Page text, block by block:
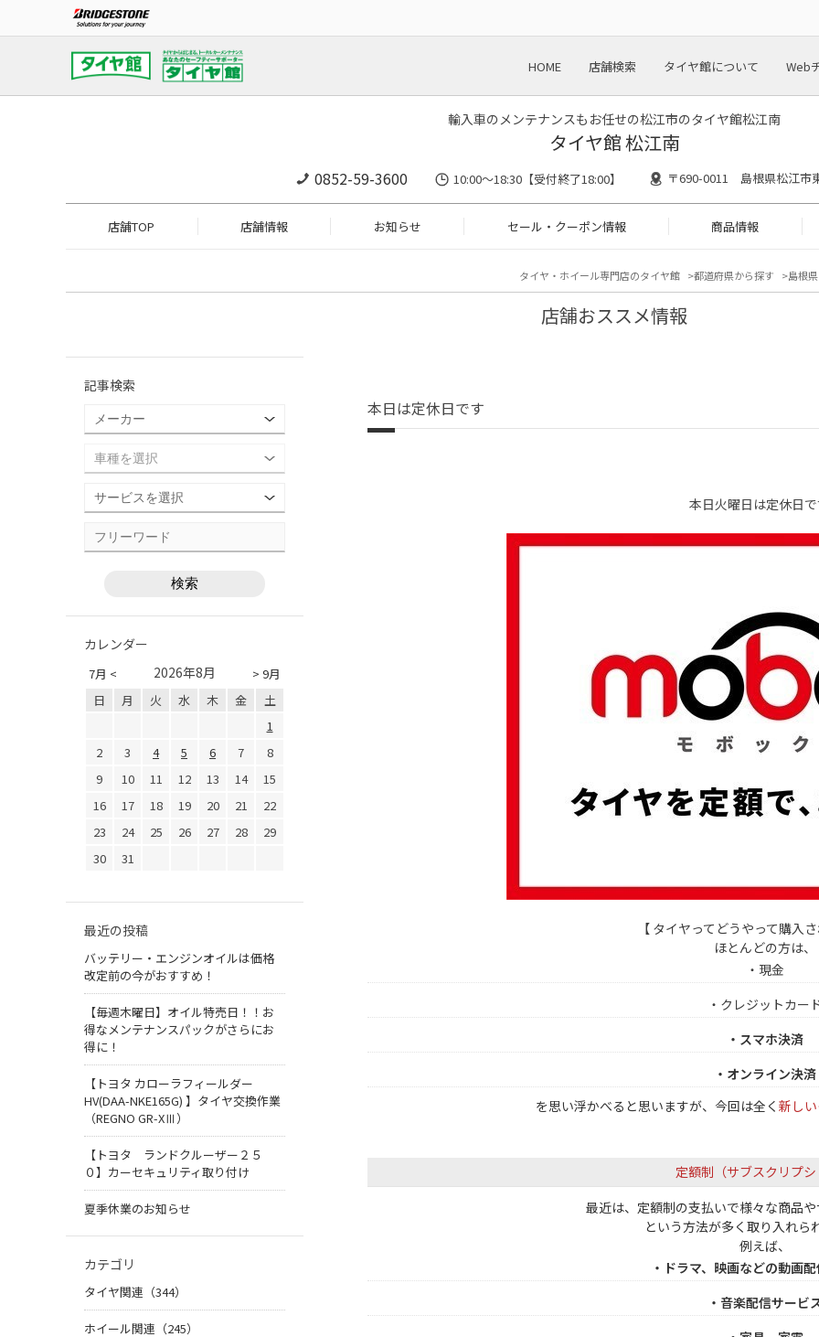
HOME 店舗検索 タイヤ館について Web
輸入車のメンテナンスもお任せの松江市のタイヤ館松江南
タイヤ館 松江南
0852-59-3600 10:00～18:30【受付終了18:00】 〒690-0011 島根県松江市
店舗TOP 店舗情報 お知らせ セール・クーポン情報 商品情報
タイヤ・ホイール専門店のタイヤ館 都道府県から探す 島根
店舗おススメ情報
本日は定休日です
本日火曜日は定休日
【 タイヤってどうやって購入
ほとんどの方は、
・現金
・クレジットカー
・スマホ決済
・オンライン決済
を思い浮かべると思いますが、今回は全く 新し
定額制（サブスクリプ
最近は、定額制の支払いで様々な商品
という方法が多く取り入れら
例えば、
・ドラマ、映画などの動画
・音楽配信サービ
記事検索
カレンダー
7月 < > 9月
2026年8月
日 月 火 水 木 金
土
1
2
3 4 5 6 7
8
9
10 11 12 13 14
15
16
17 18 19 20 21
22
23
24 25 26 27 28
29
30
31
最近の投稿
バッテリー・エンジンオイルは価格
改定前の今がおすすめ！
【毎週木曜日】オイル特売日！！お
得なメンテナンスパックがさらにお
得に！
【トヨタ カローラフィールダー
HV(DAA-NKE165G) 】タイヤ交換作業
（REGNO GR-XⅢ）
【トヨタ ランドクルーザー２５
０】カーセキュリティ取り付け
夏季休業のお知らせ
カテゴリ
タイヤ関連（344）
ホイール関連（245）